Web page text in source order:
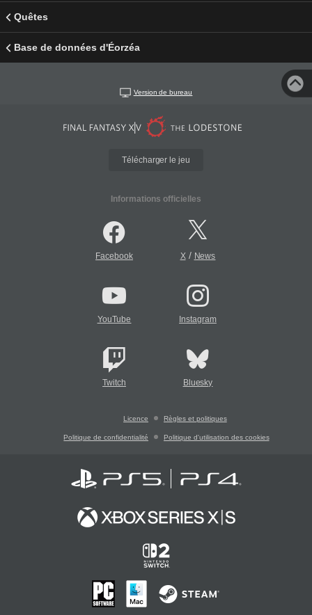
Quêtes
Base de données d'Éorzéa
Version de bureau
Télécharger le jeu
Informations officielles
Facebook X/ News
YouTube Instagram
Twitch Bluesky
Licence Règles et politiques
Politique de confidentialité Politique d'utilisation des cookies